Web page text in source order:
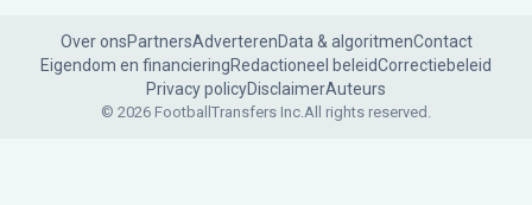
Over onsPartnersAdverterenData & algoritmenContact
Eigendom en financieringRedactioneel beleidCorrectiebeleid
Privacy policyDisclaimerAuteurs
© 2026 FootballTransfers Inc.All rights reserved.